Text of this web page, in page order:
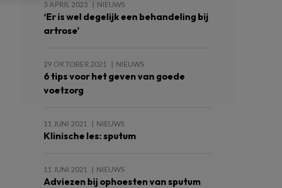
3 APRIL 2023 NIEUWS
‘Er is wel degelijk een behandeling bij
artrose’
29 OKTOBER 2021 NIEUWS
6 tips voor het geven van goede
voetzorg
11 JUNI 2021 NIEUWS
Klinische les: sputum
11 JUNI 2021 NIEUWS
Adviezen bij ophoesten van sputum